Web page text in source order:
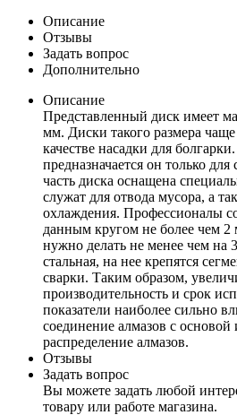
Описание
Отзывы
Задать вопрос
Дополнительно
Описание
Представленный диск имеет
мм. Диски такого размера
качестве насадки для
предназначается он только
часть диска оснащена
служат для отвода мусора, а
охлаждения. Профессионалы
данным кругом не более чем
нужно делать не менее чем на
стальная, на нее крепятся
сварки. Таким образом,
производительность и срок
показатели наиболее сильно
соединение алмазов с основой
распределение алмазов.
Отзывы
Задать вопрос
Вы можете задать любой
товару или работе магазина.